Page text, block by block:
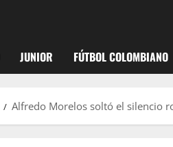
JUNIOR FÚTBOL COLOMBIANO
Alfredo Morelos soltó el silencio